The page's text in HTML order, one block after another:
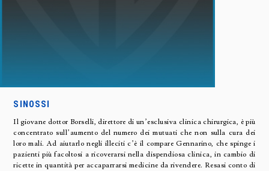
SINOSSI
Il giovane dottor Borselli, direttore di un’esclusiva clinica chirurgica, è più
concentrato sull’aumento del numero dei mutuati che non sulla cura dei
loro mali. Ad aiutarlo negli illeciti c’è il compare Gennarino, che spinge i
pazienti più facoltosi a ricoverarsi nella dispendiosa clinica, in cambio di
ricette in quantità per accaparrarsi medicine da rivendere. Resasi conto di